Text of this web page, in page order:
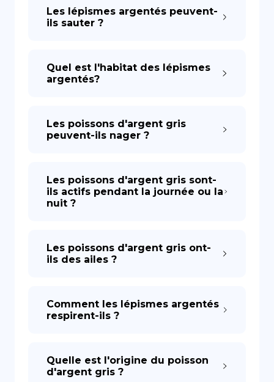
Les lépismes argentés peuvent-
ils sauter ?
Quel est l'habitat des lépismes
argentés?
Les poissons d'argent gris
peuvent-ils nager ?
Les poissons d'argent gris sont-
ils actifs pendant la journée ou la
nuit ?
Les poissons d'argent gris ont-
ils des ailes ?
Comment les lépismes argentés
respirent-ils ?
Quelle est l'origine du poisson
d'argent gris ?